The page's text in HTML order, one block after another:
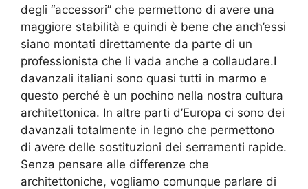
degli “accessori” che permettono di avere una
maggiore stabilità e quindi è bene che anch’essi
siano montati direttamente da parte di un
professionista che li vada anche a collaudare.I
davanzali italiani sono quasi tutti in marmo e
questo perché è un pochino nella nostra cultura
architettonica. In altre parti d’Europa ci sono dei
davanzali totalmente in legno che permettono
di avere delle sostituzioni dei serramenti rapide.
Senza pensare alle differenze che
architettoniche, vogliamo comunque parlare di